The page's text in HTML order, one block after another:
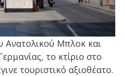
Ανατολικού Μπλοκ και
το κτίριο στο
τουριστικό αξιοθέατο.